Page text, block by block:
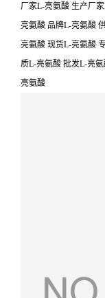
厂家L-亮氨酸 生产厂
亮氨酸 品牌L-亮氨酸
亮氨酸 现货L-亮氨酸
质L-亮氨酸 批发L-亮
亮氨酸